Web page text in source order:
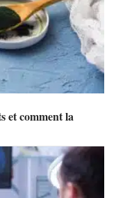
et comment la